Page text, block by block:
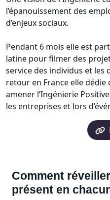
l’épanouissement des
d’enjeux sociaux.
Pendant 6 mois elle est
latine pour filmer des
service des individus et
retour en France elle
amener l’Ingénierie
les entreprises et lors
Comment
présent en